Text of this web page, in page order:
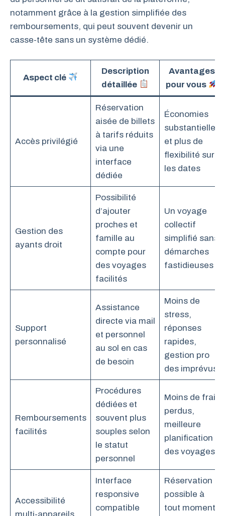
notamment grâce à la gestion simplifiée des
remboursements, qui peut souvent devenir un
casse-tête sans un système dédié.
Aspect clé
Description
détaillée
Avantages
pour vous
Accès privilégié
Réservation
aisée de billets
à tarifs réduits
via une
interface
dédiée
Économies
substantielles
et plus de
flexibilité sur
les dates
Gestion des
ayants droit
Possibilité
d’ajouter
proches et
famille au
compte pour
des voyages
facilités
Un voyage
collectif
simplifié sans
démarches
fastidieuses
Support
personnalisé
Assistance
directe via mail
et personnel
au sol en cas
de besoin
Moins de
stress,
réponses
rapides,
gestion pro
des imprévus
Remboursements
facilités
Procédures
dédiées et
souvent plus
souples selon
le statut
personnel
Moins de frais
perdus,
meilleure
planification
des voyages
Accessibilité
multi-appareils
Interface
responsive
compatible
Réservation
possible à
tout moment,